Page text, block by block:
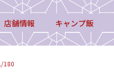
店舗情報 キャンプ飯
/180